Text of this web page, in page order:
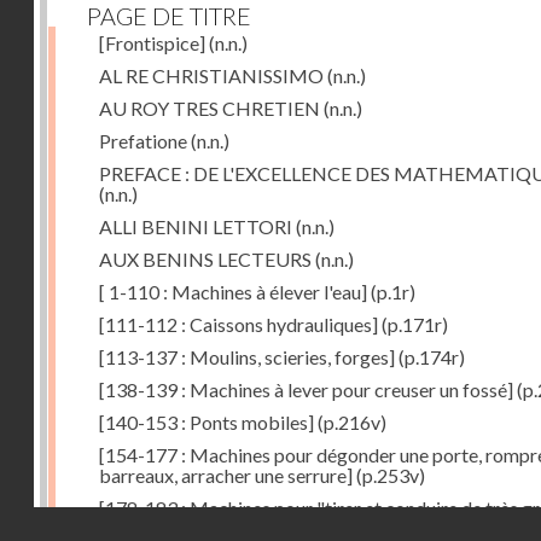
PAGE DE TITRE
[Frontispice](n.n.)
AL RE CHRISTIANISSIMO (n.n.)
AU ROY TRES CHRETIEN (n.n.)
Prefatione(n.n.)
PREFACE : DE L'EXCELLENCE DES
(n.n.)
ALLI BENINI LETTORI (n.n.)
AUX BENINS LECTEURS (n.n.)
[ 1-110 : Machines à élever l'eau](p.1r)
[111-112 : Caissons hydrauliques](p.171r)
[113-137 : Moulins, scieries, forges](p.174r)
[138-139 : Machines à lever pour creuser un fossé]
[140-153 : Ponts mobiles](p.216v)
[154-177 : Machines pour dégonder une porte,
barreaux, arracher une serrure](p.253v)
[178-183 : Machines pour "tirer et conduire de très